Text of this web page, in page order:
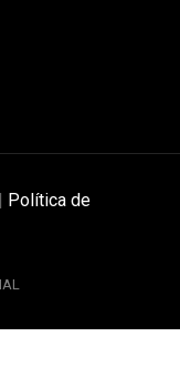
Política de